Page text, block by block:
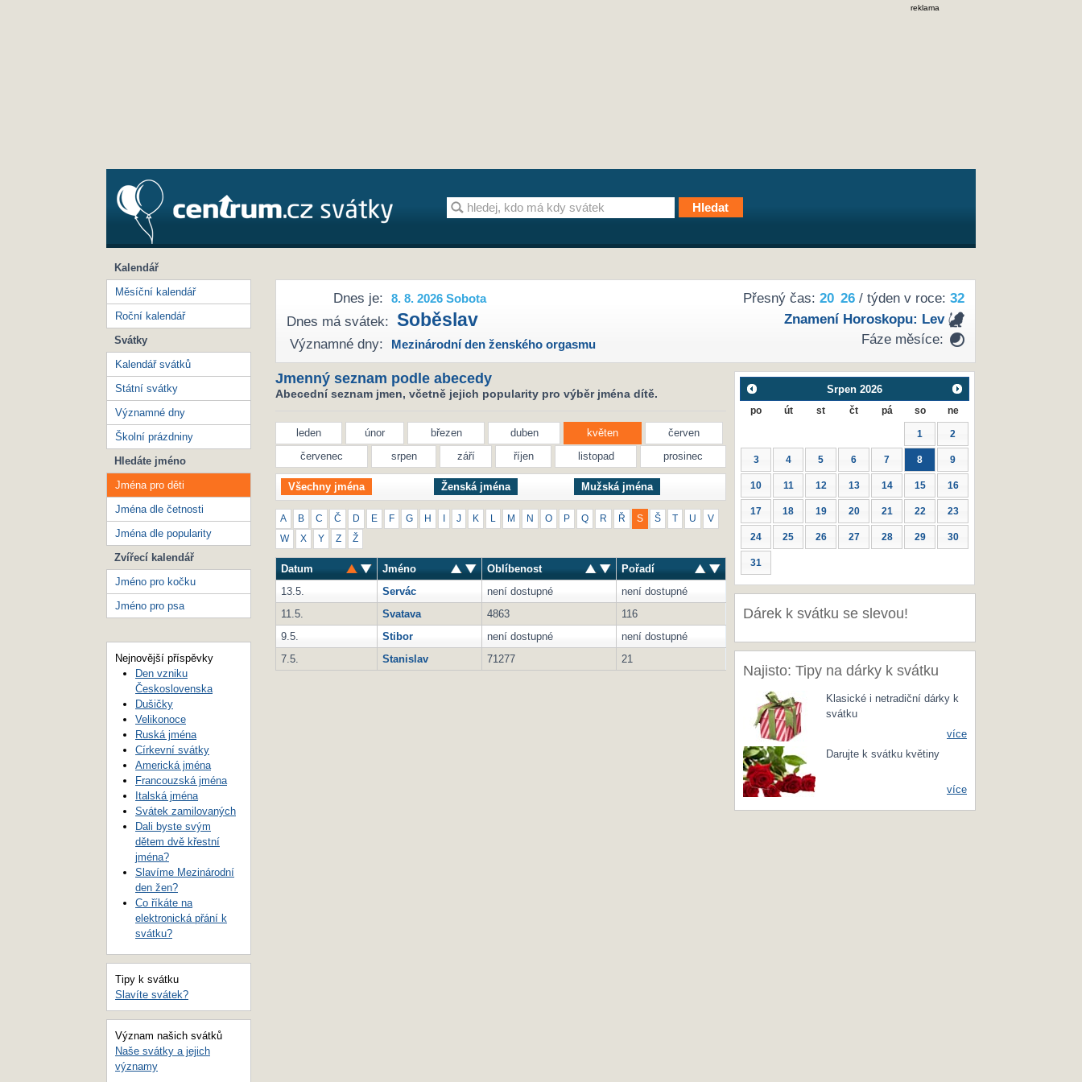
reklama
Přesný čas: 20 26/ týden v roce: 32
Znamení Horoskopu: Lev
Fáze měsíce:
Dnes je: 8. 8. 2026 Sobota
Dnes má svátek: Soběslav
Významné dny: Mezinárodní den ženského orgasmu
Jmenný seznam podle abecedy
Abecední seznam jmen, včetně jejich popularity pro výběr jména dítě.
leden únor březen duben květen
červen
červenec
srpen září říjen listopad prosinec
Všechny jména Ženská jména Mužská jména
A B C Č D E F G H J K M N O P Q R Ř S Š T U V
W X Y Z Ž
Datum Jméno Oblíbenost
Pořadí
13.5.
Servác není dostupné
není dostupné
11.5.
Svatava 4863
116
9.5.
Stibor není dostupné
není dostupné
7.5.
Stanislav 71277 21
Srpen 2026
po út st čt pá so ne
1 2
3 4 5 6 7 8 9
10 11 12 13 14 15 16
17 18 19 20 21 22 23
24 25 26 27 28 29 30
31
Dárek k svátku se slevou!
Najisto: Tipy na dárky k svátku
Klasické i netradiční dárky k
svátku
více
Darujte k svátku květiny
více
Kalendář
Měsíční kalendář
Roční kalendář
Svátky
Kalendář svátků
Státní svátky
Významné dny
Školní prázdniny
Hledáte jméno
Jména pro děti
Jména dle četnosti
Jména dle popularity
Zvířecí kalendář
Jméno pro kočku
Jméno pro psa
Nejnovější příspěvky
Den vzniku
Československa
Dušičky
Velikonoce
Ruská jména
Církevní svátky
Americká jména
Francouzská jména
Italská jména
Svátek zamilovaných
Dali byste svým
dětem dvě křestní
jména?
Slavíme Mezinárodní
den žen?
Co říkáte na
elektronická přání k
svátku?
Tipy k svátku
Slavíte svátek?
Význam našich svátků
Naše svátky a jejich
významy